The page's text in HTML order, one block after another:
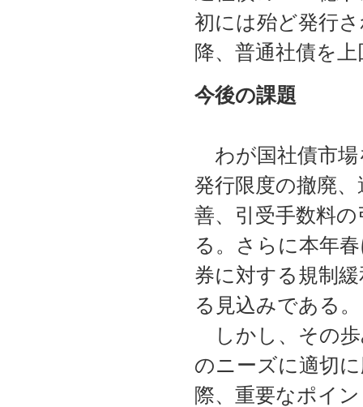
初には殆ど発行
降、普通社債を
今後の課題
わが国社債市場
発行限度の撤廃
善、引受手数料
る。さらに本年
券に対する規制
る見込みである。
しかし、その歩
のニーズに適切
際、重要なポイ